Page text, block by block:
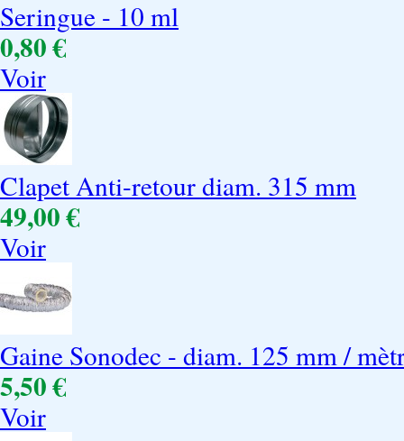
Seringue - 10 ml
0,80 €
Voir
Clapet Anti-retour diam. 315 mm
49,00 €
Voir
Gaine Sonodec - diam. 125 mm /
5,50 €
Voir